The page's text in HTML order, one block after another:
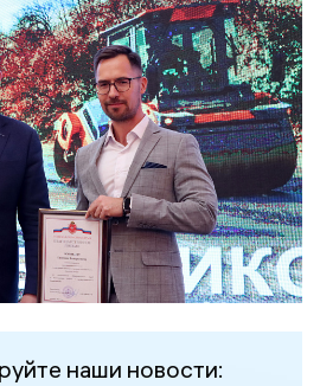
наши новости: